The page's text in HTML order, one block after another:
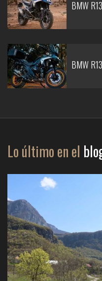
BMW
BMW
Lo último en el